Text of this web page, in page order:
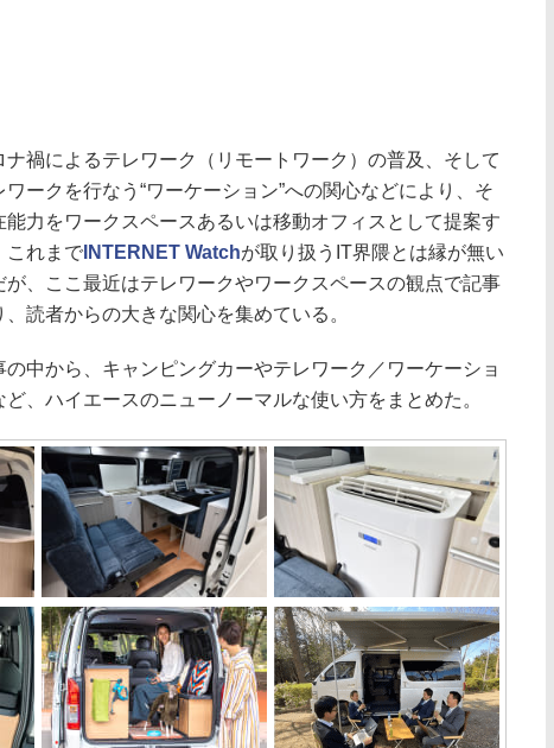
禍によるテレワーク（リモートワーク）の普及、そして
ークを行なう“ワーケーション”への関心などにより、そ
能力をワークスペースあるいは移動オフィスとして提案す
これまで INTERNET Watchが取り扱うIT界隈とは縁が無い
、ここ最近はテレワークやワークスペースの観点で記事
読者からの大きな関心を集めている。
中から、キャンピングカーやテレワーク／ワーケーショ
、ハイエースのニューノーマルな使い方をまとめた。